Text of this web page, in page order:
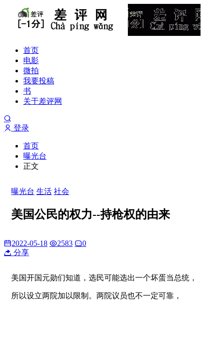
首页
电影
微拍
我要投稿
书
关于差评网
登录
首页
曝光台
正文
曝光台 生活 社会
美国公民的权力--持枪权的由来
2022-05-18 2583
0
分享
美国开国元勋们知道，选民可能选出一个坏蛋当总统，
所以设立两院加以限制。两院议员也不一定可靠，